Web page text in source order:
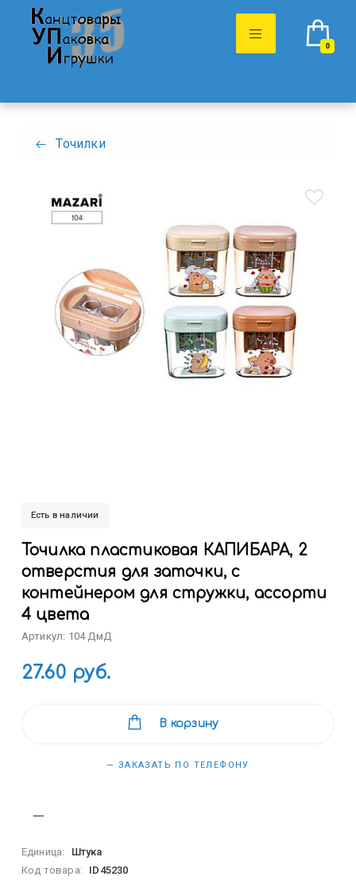
0
Точилки
Есть в наличии
Точилка пластиковая КАПИБАРА, 2
отверстия для заточки, с
контейнером для стружки, ассорти
4 цвета
Артикул: 104 ДмД
27.60 руб.
В корзину
— ЗАКАЗАТЬ ПО ТЕЛЕФОНУ
Единица:
Штука
Код товара:
ID45230